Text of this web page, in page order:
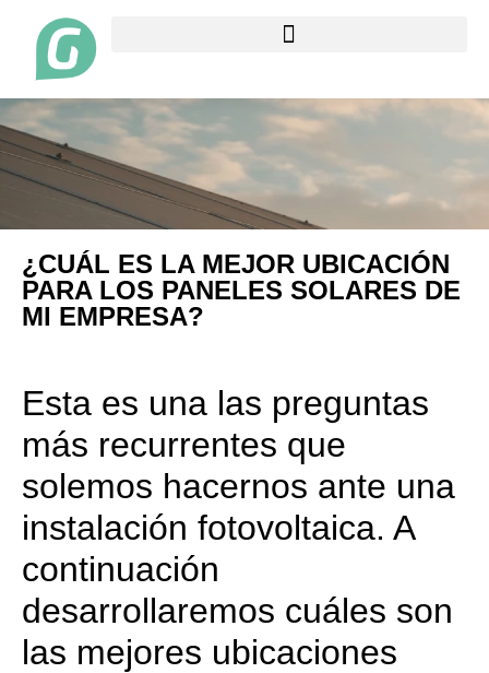
¿CUÁL ES LA MEJOR UBICACIÓN
PARA LOS PANELES SOLARES DE
MI EMPRESA?
Esta es una las preguntas
más recurrentes que
solemos hacernos ante una
instalación fotovoltaica. A
continuación
desarrollaremos cuáles son
las mejores ubicaciones